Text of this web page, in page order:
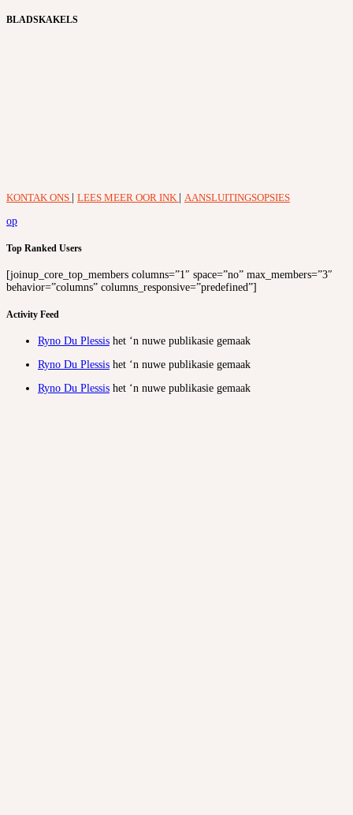
BLADSKAKELS
KONTAK ONS LEES MEER OOR INK
AANSLUITINGSOPSIES
op
Top Ranked Users
[joinup_core_top_members columns=”1″ space=”no” max_members=”3″
behavior=”columns” columns_responsive=”predefined”]
Activity Feed
Ryno Du Plessis het ‘n nuwe publikasie gemaak
Ryno Du Plessis het ‘n nuwe publikasie gemaak
Ryno Du Plessis het ‘n nuwe publikasie gemaak